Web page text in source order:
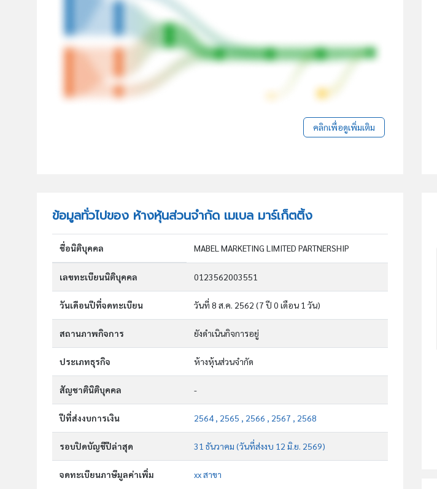
คลิกเพื่อดูเพิ่มเติม
ข้อมูลทั่วไปของ ห้างหุ้นส่วนจำกัด เมเบล มาร์เก็ตติ้ง
ชื่อนิติบุคคล MABEL MARKETING LIMITED PARTNERSHIP
เลขทะเบียนนิติบุคคล 0123562003551
วันเดือนปีที่จดทะเบียน วันที่ 8 ส.ค. 2562 (7 ปี 0 เดือน 1 วัน)
สถานภาพกิจการ ยังดำเนินกิจการอยู่
ประเภทธุรกิจ ห้างหุ้นส่วนจำกัด
สัญชาตินิติบุคคล -
ปีที่ส่งงบการเงิน 2564 , 2565 , 2566 , 2567 , 2568
รอบปิดบัญชีปีล่าสุด 31 ธันวาคม (วันที่ส่งงบ 12 มิ.ย. 2569)
จดทะเบียนภาษีมูลค่าเพิ่ม xx สาขา